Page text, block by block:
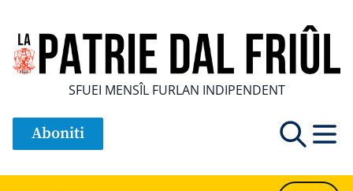
SFUEI MENSÎL FURLAN INDIPENDENT
Aboniti